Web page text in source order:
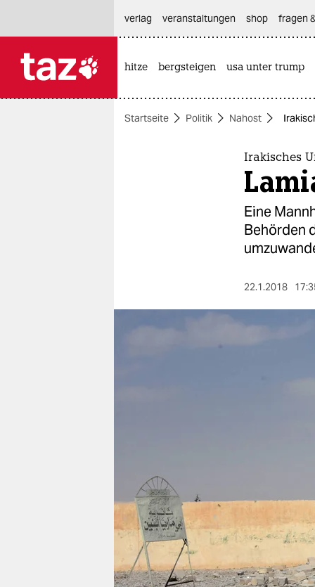
themen
shop
fragen & hilfe
unterstützen
abo
verlag
veranstaltungen shop fragen
hitze bergsteigen usa unter trump
Startseite Politik Nahost
Irakisches
Eine
Behörden
22.1.2018